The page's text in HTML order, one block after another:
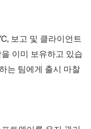
보고 및 클라이언트
이미 보유하고 있습
는 팀에게 출시 마찰